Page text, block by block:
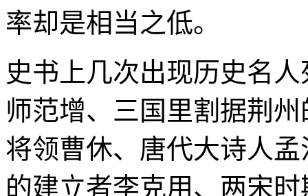
率却是相当之低。
史书上几次出现历史名
师范增、三国里割据荆
将领曹休、唐代大诗人
的建立者李克用、两宋